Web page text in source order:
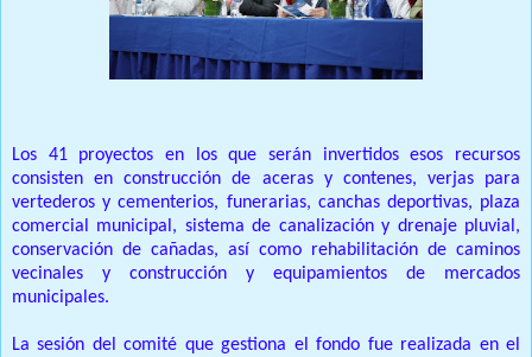
Los 41 proyectos en los que serán invertidos esos recursos
consisten en construcción de aceras y contenes, verjas para
vertederos y cementerios, funerarias, canchas deportivas, plaza
comercial municipal, sistema de canalización y drenaje pluvial,
conservación de cañadas, así como rehabilitación de caminos
vecinales y construcción y equipamientos de mercados
municipales.
La sesión del comité que gestiona el fondo fue realizada en el